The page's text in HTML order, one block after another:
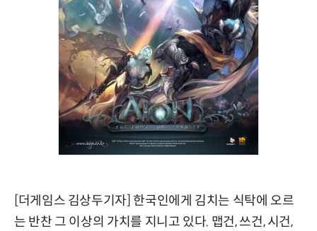
[더게임스 김상두기자] 한국인에게 김치는 식탁에 오르
는 반찬 그 이상의 가치를 지니고 있다. 맵건, 쓰건, 시건,